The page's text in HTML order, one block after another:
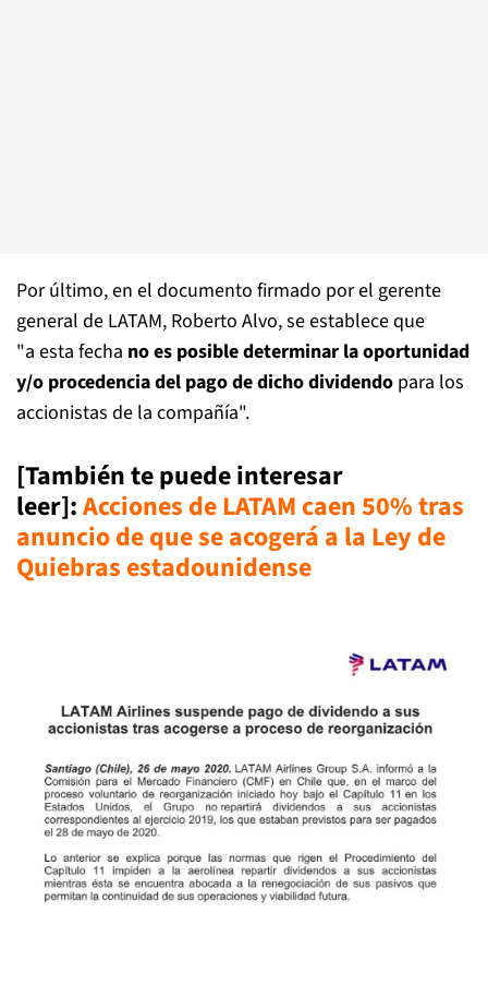
Por último, en el documento firmado por el gerente
general de LATAM, Roberto Alvo, se establece que
"a esta fecha no es posible determinar la oportunidad
y/o procedencia del pago de dicho dividendo para los
accionistas de la compañía".
[También te puede interesar
leer]:Acciones de LATAM caen 50% tras
anuncio de que se acogerá a la Ley de
Quiebras estadounidense